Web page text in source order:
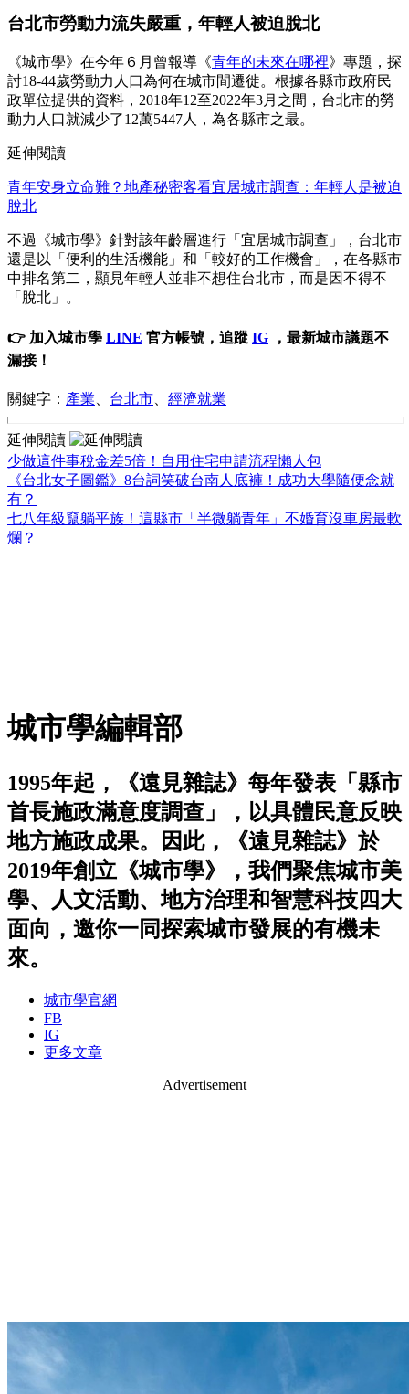
台北市勞動力流失嚴重，年輕人被迫脫北
《城市學》在今年６月曾報導《青年的未來在哪裡》專題，探
討18-44歲勞動力人口為何在城市間遷徙。根據各縣市政府民
政單位提供的資料，2018年12至2022年3月之間，台北市的勞
動力人口就減少了12萬5447人，為各縣市之最。
延伸閱讀
青年安身立命難？地產秘密客看宜居城市調查：年輕人是被迫
脫北
不過《城市學》針對該年齡層進行「宜居城市調查」，台北市
還是以「便利的生活機能」和「較好的工作機會」，在各縣市
中排名第二，顯見年輕人並非不想住台北市，而是因不得不
「脫北」。
👉 加入城市學 LINE 官方帳號，追蹤 IG ，最新城市議題不
漏接！
關鍵字： 產業 台北市 經濟就業
延伸閱讀
少做這件事稅金差5倍！自用住宅申請流程懶人包
《台北女子圖鑑》8台詞笑破台南人底褲！成功大學隨便念就
有？
七八年級竄躺平族！這縣市「半微躺青年」不婚育沒車房最軟
爛？
城市學編輯部
1995年起，《遠見雜誌》每年發表「縣市
首長施政滿意度調查」，以具體民意反映
地方施政成果。因此，《遠見雜誌》於
2019年創立《城市學》，我們聚焦城市美
學、人文活動、地方治理和智慧科技四大
面向，邀你一同探索城市發展的有機未
來。
城市學官網
FB
IG
更多文章
Advertisement